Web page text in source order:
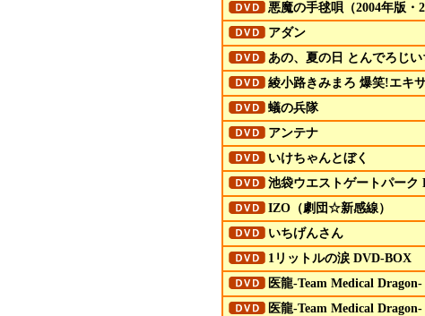
悪魔の手毬唄（2004年版・
アダン
あの、夏の日 とんでろじ
綾小路きみまろ 爆笑!エキ
蟻の兵隊
アンテナ
いけちゃんとぼく
池袋ウエストゲートパーク
IZO（劇団☆新感線）
いちげんさん
1リットルの涙 DVD-BOX
医龍-Team Medical
医龍-Team Medical